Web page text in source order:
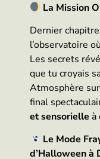
La Mission
Dernier
l’observatoire
Les secrets
que tu croyais
Atmosphère
final
et sensorielle à
Le Mode
d’Halloween à